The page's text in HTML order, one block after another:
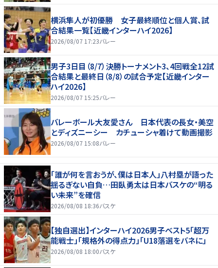
横浜隼人が初優勝 女子最終順位と個人賞、試
合結果一覧【近畿インターハイ2026】
2026/08/07 17:23バレー
男子3日目（8/7）決勝トーナメント3、4回戦全12試
合結果と最終日（8/8）の試合予定【近畿インター
ハイ2026】
2026/08/07 15:25バレー
バレーボール大友愛さん 日本代表の長女・美空
とディズニーシー カチューシャ着けて動画撮影
2026/08/07 15:08バレー
「誰が何を言おうが、僕は日本人」八村塁が語った
揺るぎない自負…田臥勇太は日本バスケの“明る
い未来”を確信
2026/08/08 18:36バスケ
【独自選出】インターハイ2026男子ベスト5「超万
能戦士」「規格外の得点力」「U18落選をバネに」
2026/08/08 18:00バスケ